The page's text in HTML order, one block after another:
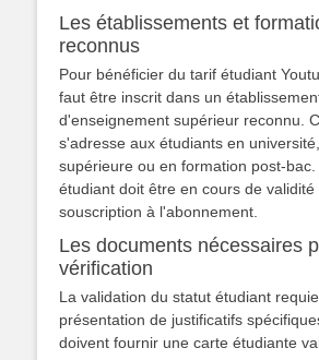
Les établissements et
reconnus
Pour bénéficier du tarif étudiant
faut être inscrit dans un
d'enseignement supérieur reconnu.
s'adresse aux étudiants en
supérieure ou en formation post-
étudiant doit être en cours de validité
souscription à l'abonnement.
Les documents nécessaires
vérification
La validation du statut étudiant
présentation de justificatifs
doivent fournir une carte étudiante